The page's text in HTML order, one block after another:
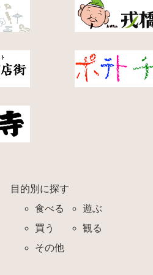
目的別に探す
食べる
遊ぶ
買う
観る
その他